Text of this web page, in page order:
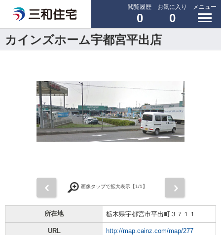
閲覧履歴
0
お気に入り
0
メニュー
カインズホーム宇都宮平出店
画像タップで拡大表示【1/1】
所在地 栃木県宇都宮市平出町３７１１
URL http://map.cainz.com/map/277